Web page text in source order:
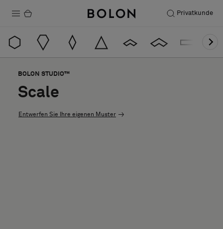
Privatkunde
Produkte
Nachhaltigkeit
Installation
BOLON STUDIO™
Scale
Entwerfen Sie Ihre eigenen Muster